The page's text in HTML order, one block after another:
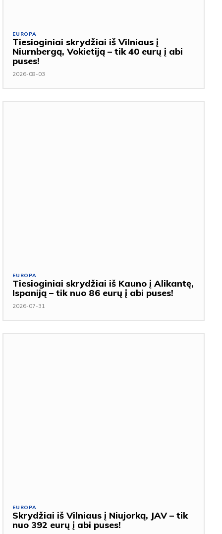
EUROPA
Tiesioginiai skrydžiai iš Vilniaus į
Niurnbergą, Vokietiją – tik 40 eurų į abi
puses!
2026-08-03
EUROPA
Tiesioginiai skrydžiai iš Kauno į Alikantę,
Ispaniją – tik nuo 86 eurų į abi puses!
2026-07-31
EUROPA
Skrydžiai iš Vilniaus į Niujorką, JAV – tik
nuo 392 eurų į abi puses!